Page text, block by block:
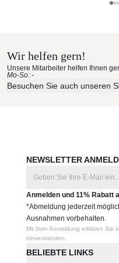
Erleben Sie unsere Stoffe
Ihren eigenen vier
Aktuelle Originalstoffe
Wir helfen gern!
Unsere Mitarbeiter helfen Ihnen
Mo-So: -
Besuchen Sie auch unseren
BELIEBTE LINKS
NEWSLETTER
Anmelden und 11% Rabatt
*Abmeldung jederzeit
Ausnahmen vorbehalten.
Mit Ihrer Anmeldung erklären Sie
einverstanden.